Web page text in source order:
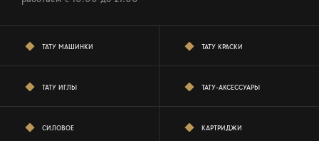
ТАТУ МАШИНКИ ТАТУ КРАСКИ
ТАТУ ИГЛЫ ТАТУ-АКСЕССУАРЫ
СИЛОВОЕ КАРТРИДЖИ